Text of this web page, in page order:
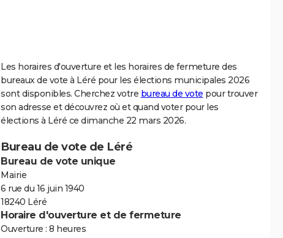
Les horaires d'ouverture et les horaires de fermeture des
bureaux de vote à Léré pour les élections municipales 2026
sont disponibles. Cherchez votre bureau de vote pour trouver
son adresse et découvrez où et quand voter pour les
élections à Léré ce dimanche 22 mars 2026.
Bureau de vote de Léré
Bureau de vote unique
Mairie
6 rue du 16 juin 1940
18240 Léré
Horaire d'ouverture et de fermeture
Ouverture : 8 heures